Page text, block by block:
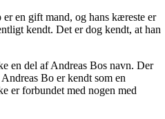
en gift mand, og hans kæreste er
kendt. Det er dog kendt, at han
en del af Andreas Bos navn. Der
Bo er kendt som en
er forbundet med nogen med